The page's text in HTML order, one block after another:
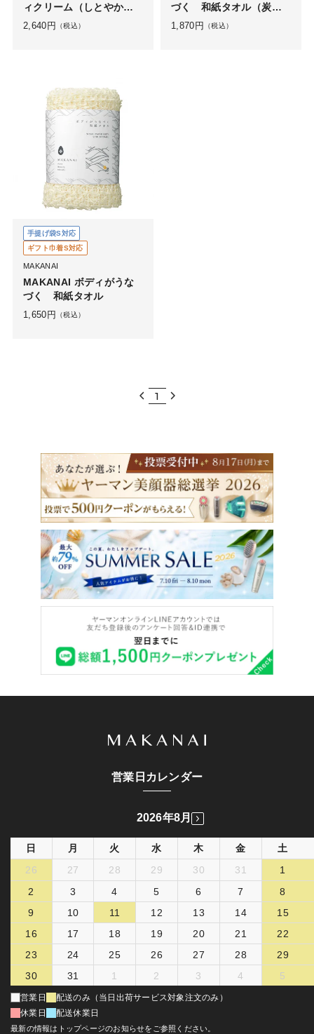
ィクリーム（しとやかな
椿の香り）
2,640 円 （税込）
づく 和紙タオル（炭入
り）
1,870 円 （税込）
手提げ袋S対応
ギフト巾着S対応
MAKANAI
MAKANAI ボディがうな
づく 和紙タオル
1,650 円 （税込）
1
営業日カレンダー
2026年8月
日 月 火 水 木 金
土
26
27 28 29 30 31
1
2
3 4 5 6 7
8
9
10 11 12 13 14
15
16
17 18 19 20 21
22
23
24 25 26 27 28
29
30
31 1 2 3 4 5
営業日
配送のみ（当日出荷サービス対象注文のみ）
休業日
配送休業日
最新の情報はトップページのお知らせをご参照ください。